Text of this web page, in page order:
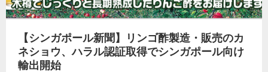
【シンガポール新聞】リンゴ酢製造・販売のカ
ネショウ、ハラル認証取得でシンガポール向け
輸出開始